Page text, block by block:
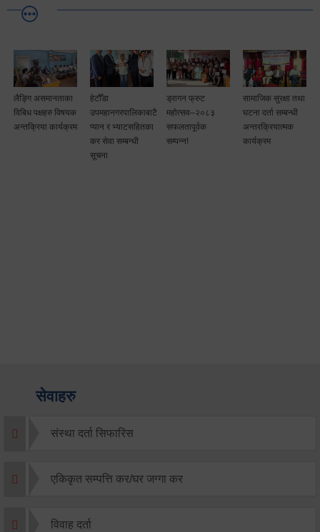
लैङ्गि असमानताका
विबिध पक्षहरु विषयक
अन्तक्रिया कार्यक्रम
हेटौँडा
उपमहानगरपालिकाबाटै
प्यान र भ्याटसहितका
कर सेवा सम्बन्धी
सूचना
ड्रागन फ्रुट
महोत्सव–२०८३
सफलतापूर्वक
सम्पन्न!
सामाजिक सुरक्षा तथा
घटना दर्ता सम्बन्धी
अन्तरक्रियात्मक
कार्यक्रम
सेवाहरु
संस्था दर्ता सिफारिस
एकिकृत सम्पत्ति कर/घर जग्गा कर
विवाह दर्ता